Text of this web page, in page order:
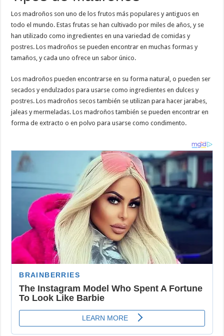
Los madroños son uno de los frutos más populares y antiguos en
todo el mundo. Estas frutas se han cultivado por miles de años, y se
han utilizado como ingredientes en una variedad de comidas y
postres. Los madroños se pueden encontrar en muchas formas y
tamaños, y cada uno ofrece un sabor único.
Los madroños pueden encontrarse en su forma natural, o pueden ser
secados y endulzados para usarse como ingredientes en dulces y
postres. Los madroños secos también se utilizan para hacer jarabes,
jaleas y mermeladas. Los madroños también se pueden encontrar en
forma de extracto o en polvo para usarse como condimento.